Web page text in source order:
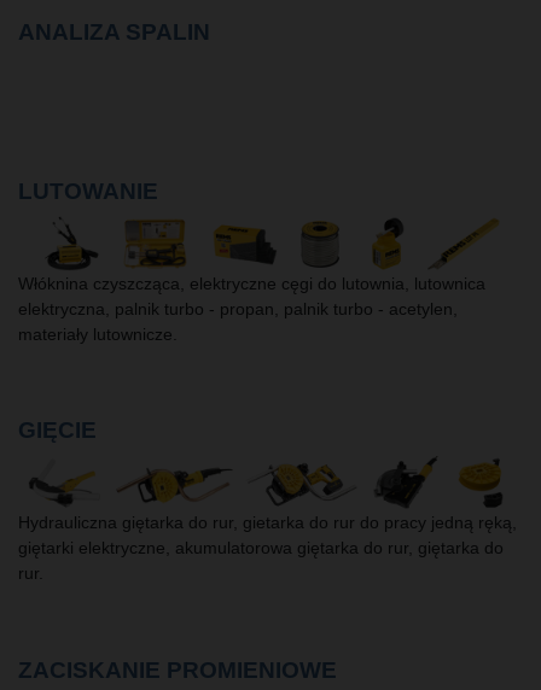
ANALIZA SPALIN
LUTOWANIE
Włóknina czyszcząca, elektryczne cęgi do lutownia, lutownica
elektryczna, palnik turbo - propan, palnik turbo - acetylen,
materiały lutownicze.
GIĘCIE
Hydrauliczna giętarka do rur, gietarka do rur do pracy jedną ręką,
giętarki elektryczne, akumulatorowa giętarka do rur, giętarka do
rur.
ZACISKANIE PROMIENIOWE